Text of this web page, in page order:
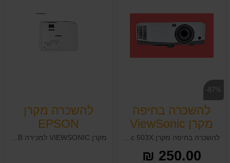
-87%
להשכרה בחיפה
מקרן ViewSonic
503X
להשכרה בחיפה מקרן ViewSonic 503X
250.00 ₪
להשכרה מקרן
EPSON
מקרן VIEWSONIC למכירה PA503XB להשכרות יש גם אפסון BENQ ו OPTOMA